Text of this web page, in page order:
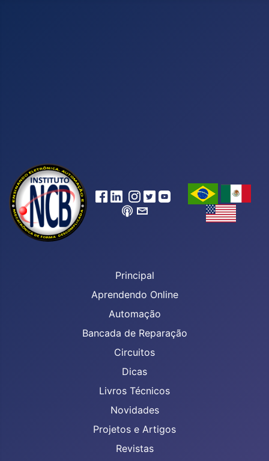
Principal
Aprendendo Online
Automação
Bancada de Reparação
Circuitos
Dicas
Livros Técnicos
Novidades
Projetos e Artigos
Revistas